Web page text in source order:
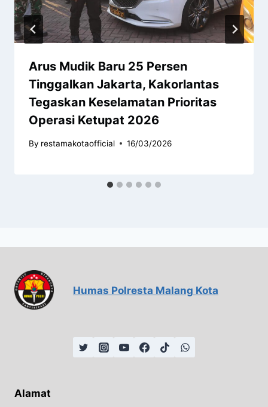
Arus Mudik Baru 25 Persen
Tinggalkan Jakarta, Kakorlantas
Tegaskan Keselamatan Prioritas
Operasi Ketupat 2026
By restamakotaofficial 16/03/2026
Humas Polresta Malang Kota
Alamat